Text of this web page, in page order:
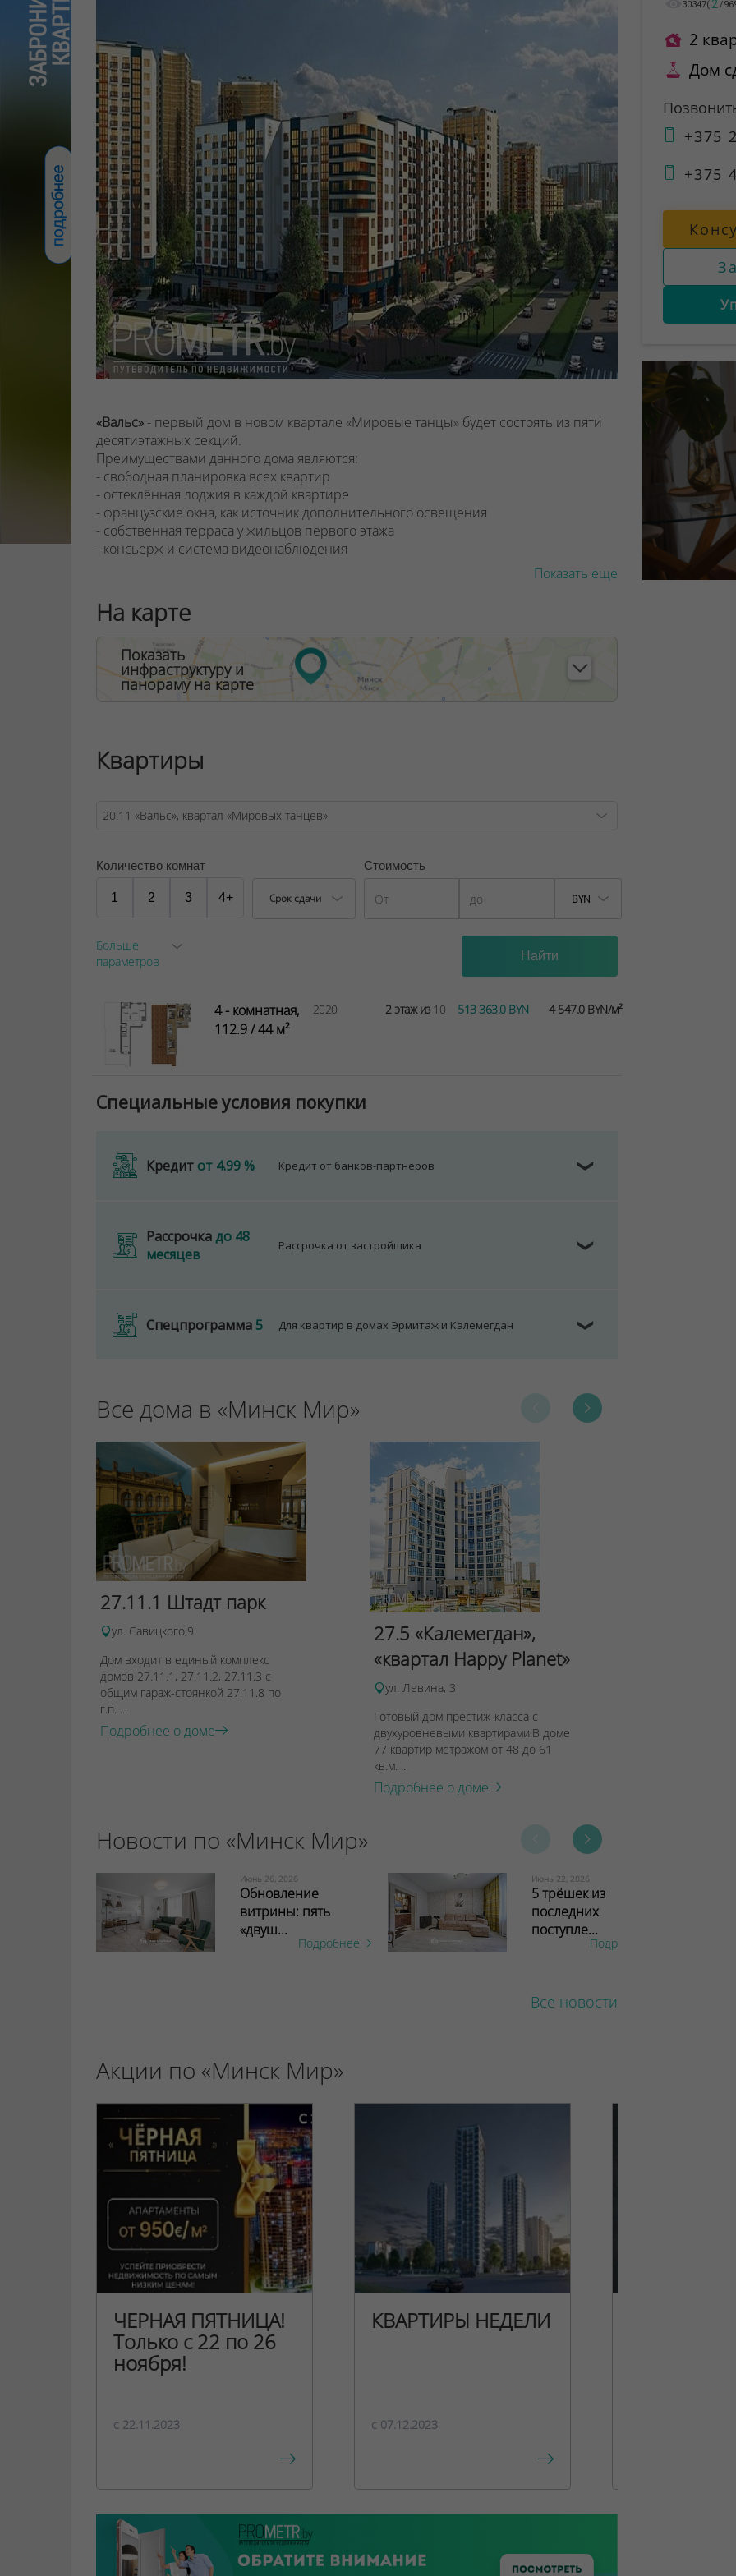
«Вальс» - первый дом в новом квартале «Мировые танцы» будет состоять из пяти
десятиэтажных секций.
Преимуществами данного дома являются:
- свободная планировка всех квартир
- остеклённая лоджия в каждой квартире
- французские окна, как источник дополнительного освещения
- собственная терраса у жильцов первого этажа
- консьерж и система видеонаблюдения
ООО "Твоя столицаконсалт", УНП 190285638, лицензия №02240/129 от 06.09.06г.
Договор на оказание риэлтерских услуг № 447/6, от 04.09.2025
Показать еще
На карте
Показать
инфраструктуру и
панораму на карте
Квартиры
Количество комнат
1 2 3 4+ Срок сдачи
Стоимость
BYN
Больше
параметров
4 - комнатная,
112.9 / 44 м²
2020 2 этаж из10 513 363.0 BYN 4 547.0 BYN/м²
Специальные условия покупки
Кредит от 4.99 % Кредит от банков-партнеров ❯
Рассрочкадо 48
месяцев
Рассрочка от застройщика ❯
Спецпрограмма5 Для квартир в домах Эрмитаж и Калемегдан ❯
Все дома в «Минск Мир»
27.11.1 Штадт парк
ул. Савицкого,9
Дом входит в единый комплекс
домов 27.11.1, 27.11.2, 27.11.3 с
общим гараж-стоянкой 27.11.8 по
г.п. ...
Подробнее о доме
27.5 «Калемегдан»,
«квартал Happy Planet»
ул. Левина, 3
Готовый дом престиж-класса с
двухуровневыми квартирами!В доме
77 квартир метражом от 48 до 61
кв.м. ...
Подробнее о доме
Новости по «Минск Мир»
Июнь 26, 2026
Обновление
витрины: пять
«двуш...
Подробнее
Июнь 22, 2026
5 трёшек из
последних
поступле...
Подробнее
Все новости
Акции по «Минск Мир»
ЧЕРНАЯ ПЯТНИЦА!
Только с 22 по 26
ноября!
c 22.11.2023
КВАРТИРЫ НЕДЕЛИ
c 07.12.2023
30347( 2 /
2
Дом
+375
+375